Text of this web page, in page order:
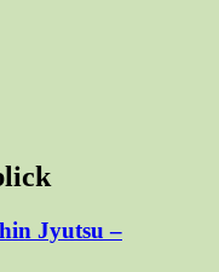
Jyutsu –